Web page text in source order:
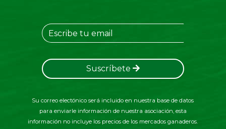
Suscríbete
Su correo electónico será incluido en nuestra base de datos
para enviarle información de nuestra asociación, esta
información no incluye los precios de los mercados ganaderos.